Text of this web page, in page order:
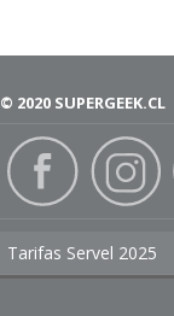
© 2020 SUPERGEEK.CL
Tarifas Servel 2025